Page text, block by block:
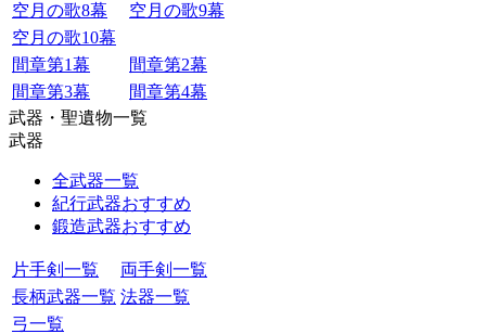
空月の歌8幕
空月の歌9幕
空月の歌10幕
間章第1幕
間章第2幕
間章第3幕
間章第4幕
武器・聖遺物一覧
武器
全武器一覧
紀行武器おすすめ
鍛造武器おすすめ
片手剣一覧
両手剣一覧
長柄武器一覧 法器一覧
弓一覧